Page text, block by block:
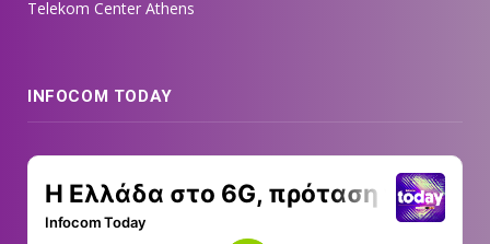
Telekom Center Athens
INFOCOM TODAY